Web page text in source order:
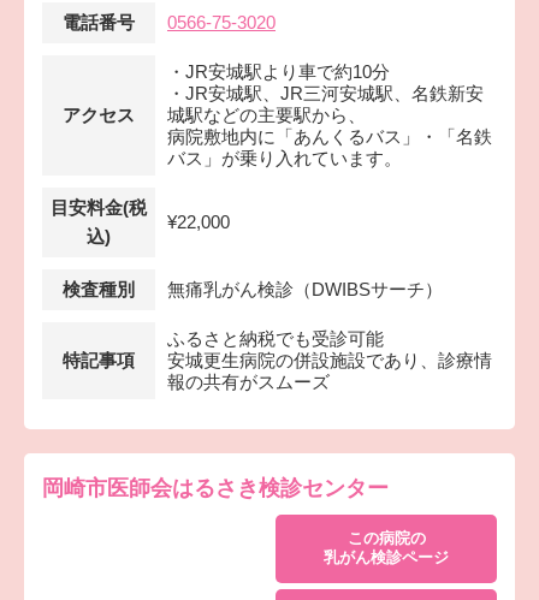
電話番号 0566-75-3020
アクセス
・JR安城駅より車で約10分
・JR安城駅、JR三河安城駅、名鉄新安
城駅などの主要駅から、
病院敷地内に「あんくるバス」・「名鉄
バス」が乗り入れています。
目安料金(税
込)
¥22,000
検査種別 無痛乳がん検診（DWIBSサーチ）
特記事項
ふるさと納税でも受診可能
安城更生病院の併設施設であり、診療情
報の共有がスムーズ
岡崎市医師会はるさき検診センター
この病院の
乳がん検診ページ